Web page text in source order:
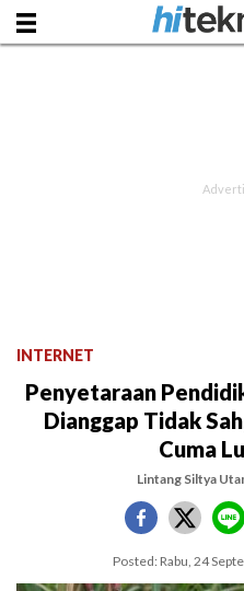
INTERNET
Penyetaraan
Dianggap Tidak
Cuma
Lintang Siltya
Posted: Rabu, 24